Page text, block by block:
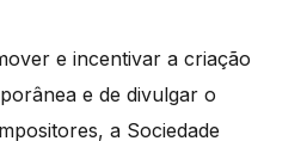
e incentivar a criação
e de divulgar o
a Sociedade